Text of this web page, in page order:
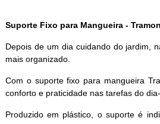
Suporte Fixo para Mangueira -
Depois de um dia cuidando do jardim,
mais organizado.
Com o suporte fixo para mangueira
conforto e praticidade nas tarefas do
Produzido em plástico, o suporte é